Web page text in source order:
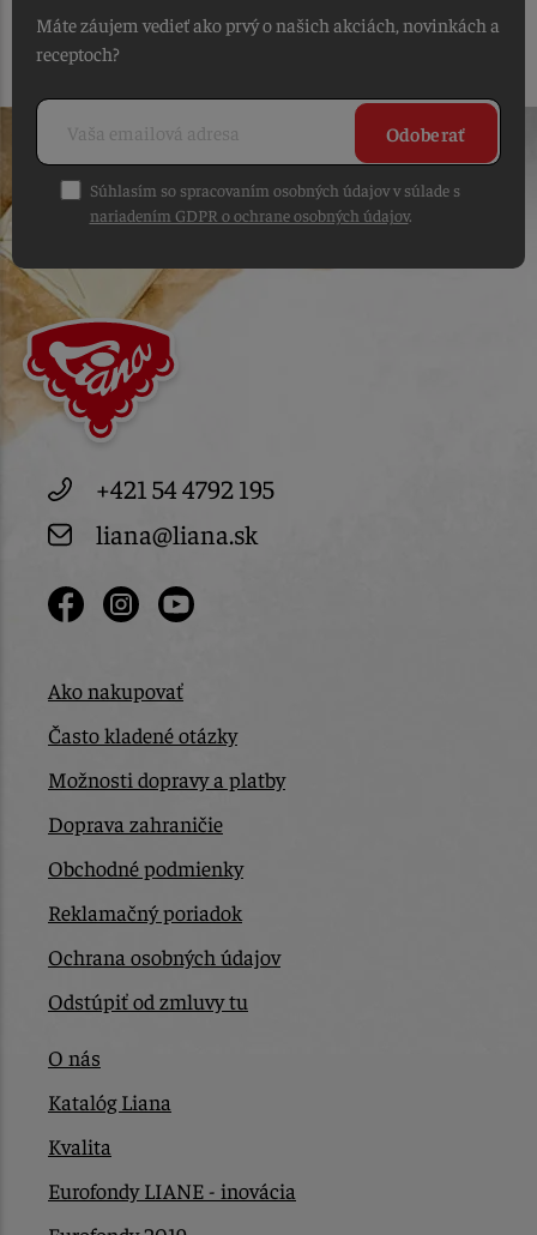
Máte záujem vedieť ako prvý o našich akciách, novinkách a
receptoch?
Odoberať
Súhlasím so spracovaním osobných údajov v súlade s
nariadením GDPR o ochrane osobných údajov.
+421 54 4792 195
liana@liana.sk
Ako nakupovať
Často kladené otázky
Možnosti dopravy a platby
Doprava zahraničie
Obchodné podmienky
Reklamačný poriadok
Ochrana osobných údajov
Odstúpiť od zmluvy tu
O nás
Katalóg Liana
Kvalita
Eurofondy LIANE - inovácia